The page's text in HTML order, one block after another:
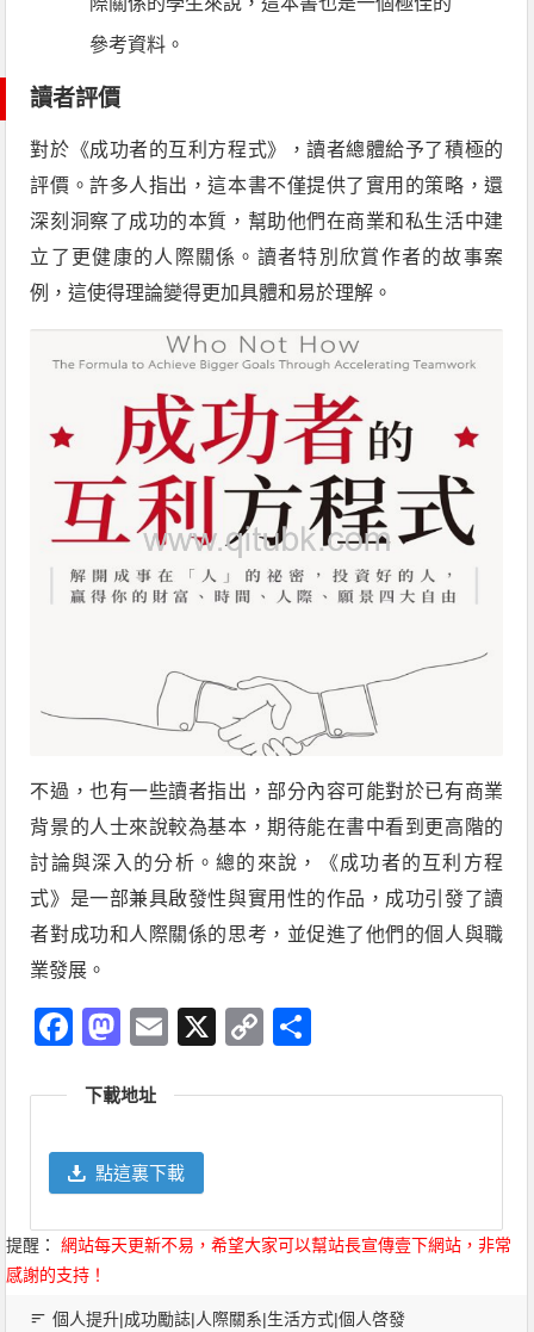
參考資料。
讀者評價
對於《成功者的互利方程式》，讀者總體給予了積極的
評價。許多人指出，這本書不僅提供了實用的策略，還
深刻洞察了成功的本質，幫助他們在商業和私生活中建
立了更健康的人際關係。讀者特別欣賞作者的故事案
例，這使得理論變得更加具體和易於理解。
不過，也有一些讀者指出，部分內容可能對於已有商業
背景的人士來說較為基本，期待能在書中看到更高階的
討論與深入的分析。總的來說，《成功者的互利方程
式》是一部兼具啟發性與實用性的作品，成功引發了讀
者對成功和人際關係的思考，並促進了他們的個人與職
業發展。
Facebook
Mastodon
Email
X
Copy
下載地址
點這裏下載
提醒：
網站每天更新不易，希望大家可以幫站長宣傳壹下網站，非常
感謝的支持！
個人提升|成功勵誌|人際關系|生活方式|個人啓發